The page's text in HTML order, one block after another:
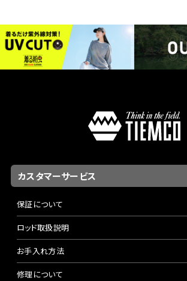
カスタマーサービス
保証について
ロッド取扱説明
お手入れ方法
修理について